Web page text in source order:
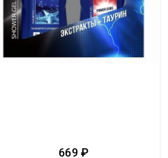
669 ₽